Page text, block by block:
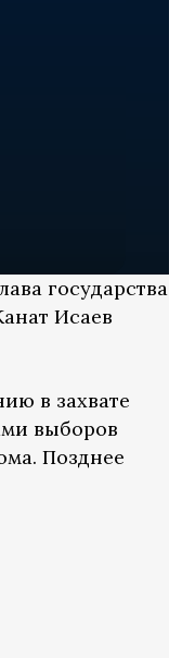
государства
Исаев
в захвате
выборов
Позднее